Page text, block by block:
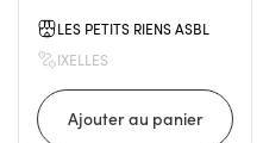
LES PETITS RIENS ASBL
IXELLES